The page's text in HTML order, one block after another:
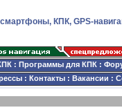
КПК, GPS-
: Программы для КПК :
: Контакты : Вакансии :